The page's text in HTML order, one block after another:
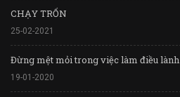
CHẠY TRỐN
25-02-2021
Đừng mệt mỏi trong việc làm điều lành
19-01-2020